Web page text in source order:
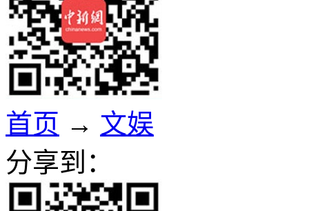
首页 → 文娱
分享到：